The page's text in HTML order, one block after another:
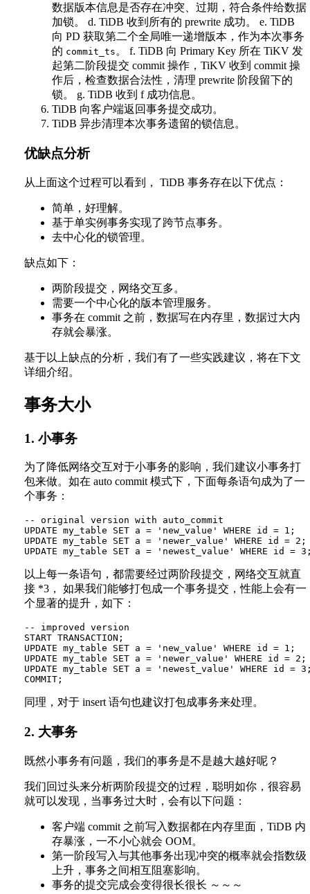
数据版本信息是否存在冲突、过期，符合条件给数据
加锁。 d. TiDB 收到所有的 prewrite 成功。 e. TiDB
向 PD 获取第二个全局唯一递增版本，作为本次事务
的 commit_ts 。 f. TiDB 向 Primary Key 所在 TiKV 发
起第二阶段提交 commit 操作，TiKV 收到 commit 操
作后，检查数据合法性，清理 prewrite 阶段留下的
锁。 g. TiDB 收到 f 成功信息。
TiDB 向客户端返回事务提交成功。
TiDB 异步清理本次事务遗留的锁信息。
优缺点分析
从上面这个过程可以看到， TiDB 事务存在以下优点：
简单，好理解。
基于单实例事务实现了跨节点事务。
去中心化的锁管理。
缺点如下：
两阶段提交，网络交互多。
需要一个中心化的版本管理服务。
事务在 commit 之前，数据写在内存里，数据过大内
存就会暴涨。
基于以上缺点的分析，我们有了一些实践建议，将在下文
详细介绍。
事务大小
1. 小事务
为了降低网络交互对于小事务的影响，我们建议小事务打
包来做。如在 auto commit 模式下，下面每条语句成为了一
个事务：
-- original version with auto_commit
UPDATE my_table SET a = 'new_value' WHERE id = 1;
UPDATE my_table SET a = 'newer_value' WHERE id = 2;
以上每一条语句，都需要经过两阶段提交，网络交互就直
接 *3， 如果我们能够打包成一个事务提交，性能上会有一
个显著的提升，如下：
-- improved version
START TRANSACTION;
UPDATE my_table SET a = 'new_value' WHERE id = 1;
UPDATE my_table SET a = 'newer_value' WHERE id = 2;
UPDATE my_table SET a = 'newest_value' WHERE id =
同理，对于 insert 语句也建议打包成事务来处理。
2. 大事务
既然小事务有问题，我们的事务是不是越大越好呢？
我们回过头来分析两阶段提交的过程，聪明如你，很容易
就可以发现，当事务过大时，会有以下问题：
客户端 commit 之前写入数据都在内存里面，TiDB 内
存暴涨，一不小心就会 OOM。
第一阶段写入与其他事务出现冲突的概率就会指数级
上升，事务之间相互阻塞影响。
事务的提交完成会变得很长很长 ～～～